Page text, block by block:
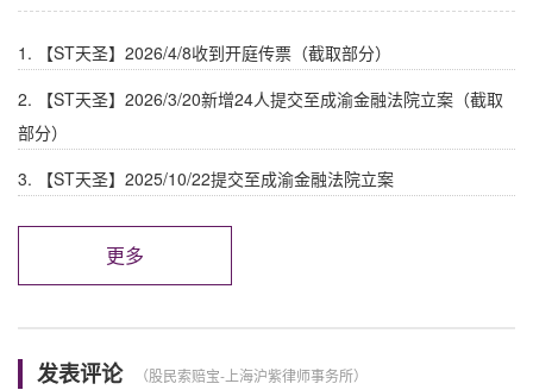
1. 【ST天圣】2026/4/8收到开庭传票（截取部分）
2. 【ST天圣】2026/3/20新增24人提交至成渝金融法院立案（截取
部分）
3. 【ST天圣】2025/10/22提交至成渝金融法院立案
更多
发表评论